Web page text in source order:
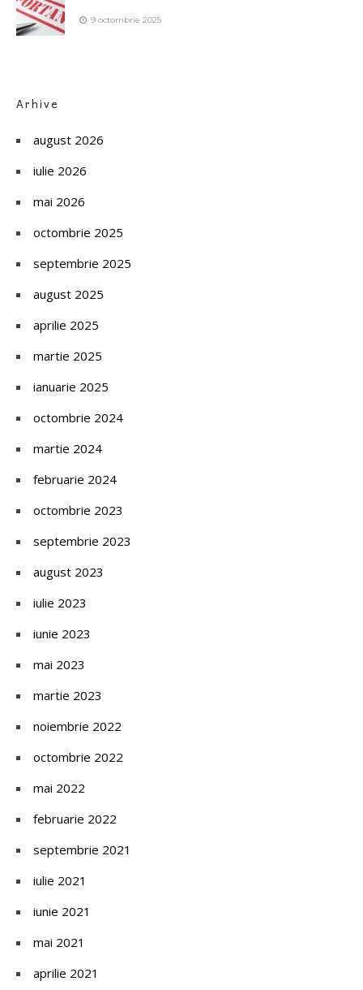
9 octombrie 2025
Arhive
august 2026
iulie 2026
mai 2026
octombrie 2025
septembrie 2025
august 2025
aprilie 2025
martie 2025
ianuarie 2025
octombrie 2024
martie 2024
februarie 2024
octombrie 2023
septembrie 2023
august 2023
iulie 2023
iunie 2023
mai 2023
martie 2023
noiembrie 2022
octombrie 2022
mai 2022
februarie 2022
septembrie 2021
iulie 2021
iunie 2021
mai 2021
aprilie 2021